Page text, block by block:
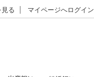
見る マイページへログイン